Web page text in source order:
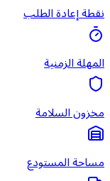
نقطة إعادة الطلب
المهلة الزمنية
مخزون السلامة
مساحة المستودع